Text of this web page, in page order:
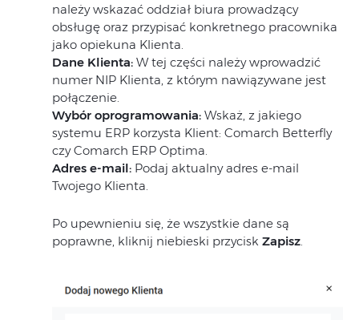
należy wskazać oddział biura prowadzący
obsługę oraz przypisać konkretnego pracownika
jako opiekuna Klienta.
Dane Klienta: W tej części należy wprowadzić
numer NIP Klienta, z którym nawiązywane jest
połączenie.
Wybór oprogramowania: Wskaż, z jakiego
systemu ERP korzysta Klient: Comarch Betterfly
czy Comarch ERP Optima.
Adres e-mail: Podaj aktualny adres e-mail
Twojego Klienta.
Po upewnieniu się, że wszystkie dane są
poprawne, kliknij niebieski przycisk Zapisz.